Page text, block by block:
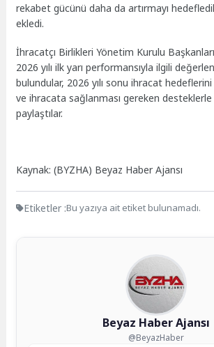
rekabet gücünü daha da artırmayı
ekledi.
İhracatçı Birlikleri Yönetim Kurulu
2026 yılı ilk yarı performansıyla ilgili
bulundular, 2026 yılı sonu ihracat
ve ihracata sağlanması gereken
paylaştılar.
Kaynak: (BYZHA) Beyaz Haber Ajansı
Etiketler :Bu yazıya ait etiket bulunamadı.
Beyaz Haber Ajansı
@BeyazHaber